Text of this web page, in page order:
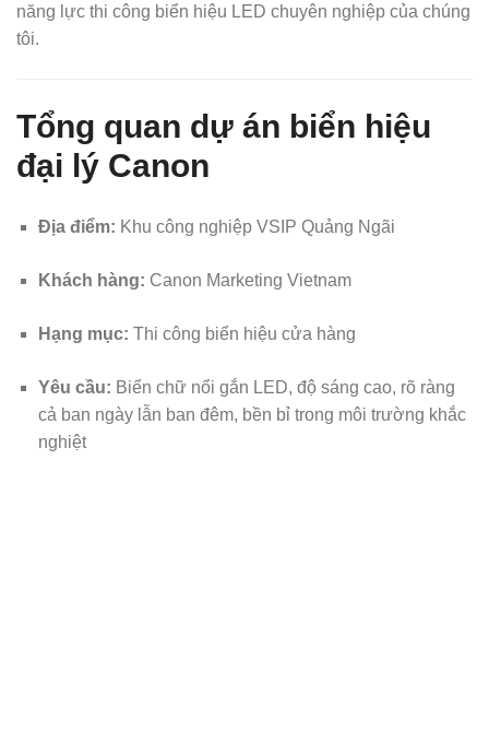
năng lực thi công biển hiệu LED chuyên nghiệp của chúng
tôi.
Tổng quan dự án biển hiệu
đại lý Canon
Địa điểm: Khu công nghiệp VSIP Quảng Ngãi
Khách hàng: Canon Marketing Vietnam
Hạng mục: Thi công biển hiệu cửa hàng
Yêu cầu: Biển chữ nổi gắn LED, độ sáng cao, rõ ràng
cả ban ngày lẫn ban đêm, bền bỉ trong môi trường khắc
nghiệt